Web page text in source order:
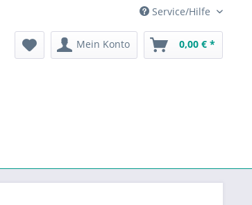
Service/Hilfe
Mein Konto 0,00 € *